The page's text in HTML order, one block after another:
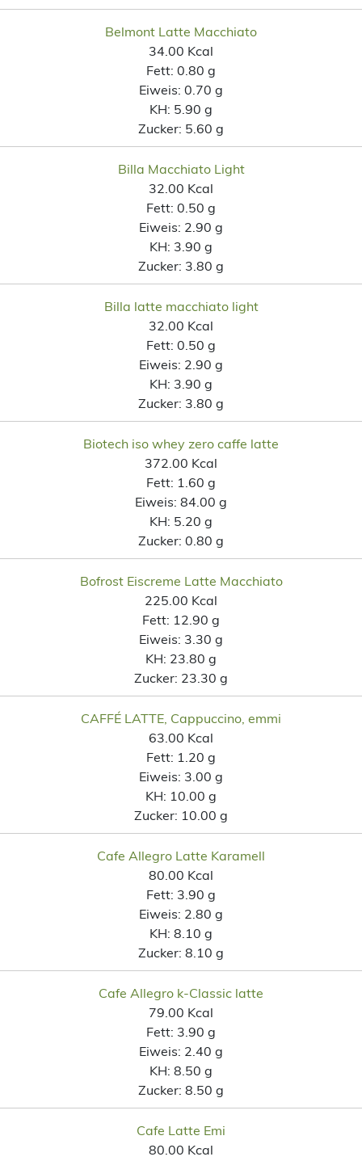
Belmont Latte Macchiato
34.00 Kcal
Fett: 0.80 g
Eiweis: 0.70 g
KH: 5.90 g
Zucker: 5.60 g
Billa Macchiato Light
32.00 Kcal
Fett: 0.50 g
Eiweis: 2.90 g
KH: 3.90 g
Zucker: 3.80 g
Billa latte macchiato light
32.00 Kcal
Fett: 0.50 g
Eiweis: 2.90 g
KH: 3.90 g
Zucker: 3.80 g
Biotech iso whey zero caffe latte
372.00 Kcal
Fett: 1.60 g
Eiweis: 84.00 g
KH: 5.20 g
Zucker: 0.80 g
Bofrost Eiscreme Latte Macchiato
225.00 Kcal
Fett: 12.90 g
Eiweis: 3.30 g
KH: 23.80 g
Zucker: 23.30 g
CAFFÉ LATTE, Cappuccino, emmi
63.00 Kcal
Fett: 1.20 g
Eiweis: 3.00 g
KH: 10.00 g
Zucker: 10.00 g
Cafe Allegro Latte Karamell
80.00 Kcal
Fett: 3.90 g
Eiweis: 2.80 g
KH: 8.10 g
Zucker: 8.10 g
Cafe Allegro k-Classic latte
79.00 Kcal
Fett: 3.90 g
Eiweis: 2.40 g
KH: 8.50 g
Zucker: 8.50 g
Cafe Latte Emi
80.00 Kcal